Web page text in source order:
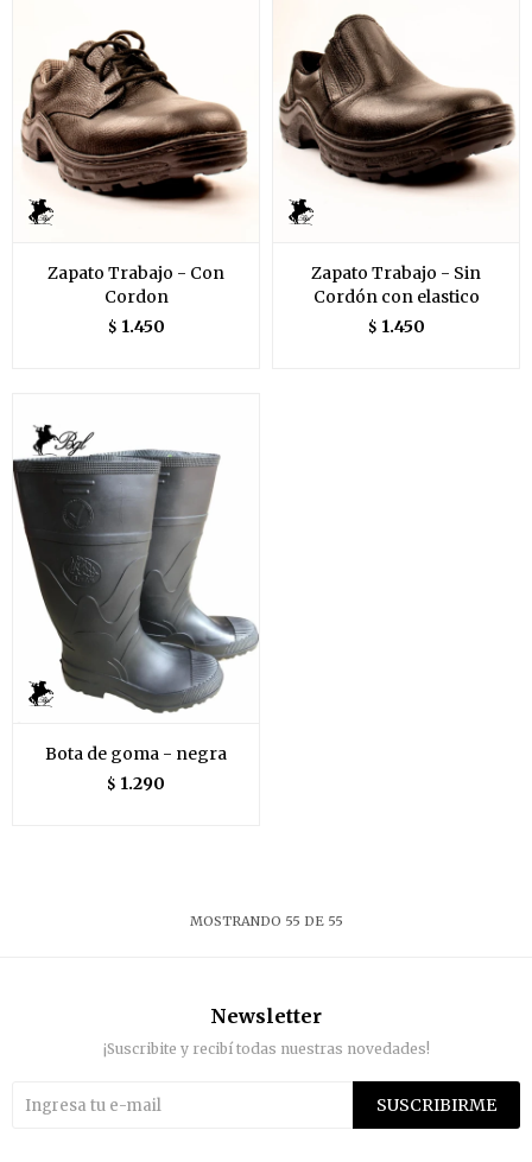
Zapato Trabajo - Con
Cordon
$ 1.450
Zapato Trabajo - Sin
Cordón con elastico
$ 1.450
Bota de goma - negra
$ 1.290
MOSTRANDO 55 DE 55
Newsletter
¡Suscribite y recibí todas nuestras novedades!
SUSCRIBIRME